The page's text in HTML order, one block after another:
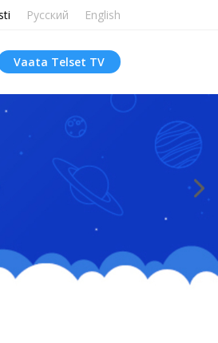
Русский English
Vaata Telset TV